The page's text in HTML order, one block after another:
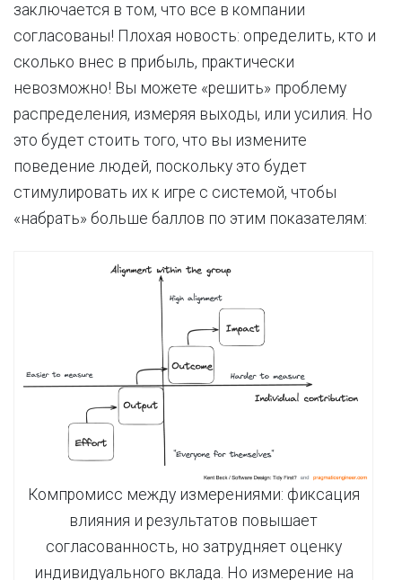
заключается в том, что все в компании
согласованы! Плохая новость: определить, кто и
сколько внес в прибыль, практически
невозможно! Вы можете «решить» проблему
распределения, измеряя выходы, или усилия. Но
это будет стоить того, что вы измените
поведение людей, поскольку это будет
стимулировать их к игре с системой, чтобы
«набрать» больше баллов по этим показателям:
Компромисс между измерениями: фиксация
влияния и результатов повышает
согласованность, но затрудняет оценку
индивидуального вклада. Но измерение на